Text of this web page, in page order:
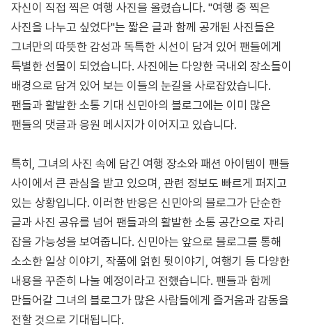
자신이 직접 찍은 여행 사진을 올렸습니다. "여행 중 찍은
사진을 나누고 싶었다"는 짧은 글과 함께 공개된 사진들은
그녀만의 따뜻한 감성과 독특한 시선이 담겨 있어 팬들에게
특별한 선물이 되었습니다. 사진에는 다양한 국내외 장소들이
배경으로 담겨 있어 보는 이들의 눈길을 사로잡았습니다.
팬들과 활발한 소통 기대 신민아의 블로그에는 이미 많은
팬들의 댓글과 응원 메시지가 이어지고 있습니다.
특히, 그녀의 사진 속에 담긴 여행 장소와 패션 아이템이 팬들
사이에서 큰 관심을 받고 있으며, 관련 정보도 빠르게 퍼지고
있는 상황입니다. 이러한 반응은 신민아의 블로그가 단순한
글과 사진 공유를 넘어 팬들과의 활발한 소통 공간으로 자리
잡을 가능성을 보여줍니다. 신민아는 앞으로 블로그를 통해
소소한 일상 이야기, 작품에 얽힌 뒷이야기, 여행기 등 다양한
내용을 꾸준히 나눌 예정이라고 전했습니다. 팬들과 함께
만들어갈 그녀의 블로그가 많은 사람들에게 즐거움과 감동을
전할 것으로 기대됩니다.